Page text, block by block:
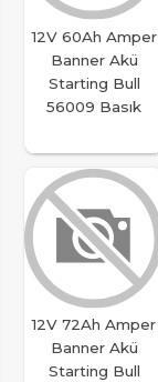
12V 60Ah Amper
Banner Akü
Starting Bull
56009 Basık
12V 72Ah Amper
Banner Akü
Starting Bull